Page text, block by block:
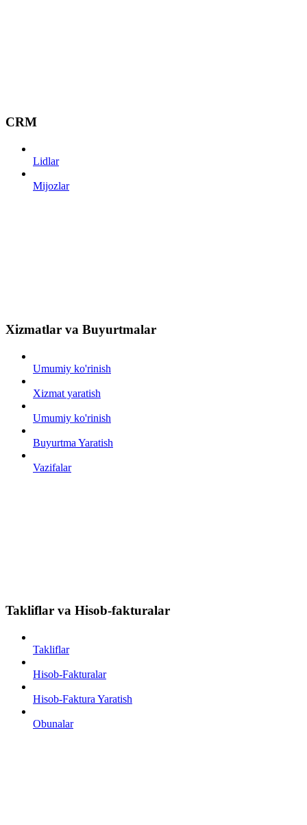
CRM
Lidlar
Mijozlar
Xizmatlar va Buyurtmalar
Umumiy ko'rinish
Xizmat yaratish
Umumiy ko'rinish
Buyurtma Yaratish
Vazifalar
Takliflar va Hisob-fakturalar
Takliflar
Hisob-Fakturalar
Hisob-Faktura Yaratish
Obunalar